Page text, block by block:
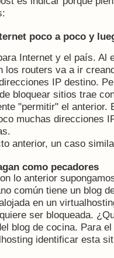
poco a poco y
Internet y el país. Al
los routers va a ir
IP destino.
bloquear sitios trae
"permitir" el anterior.
muchas direcciones
anterior, un caso
como pecadores
lo anterior
común tiene un blog
en un
ser bloqueada.
blog de cocina. Para
identificar esta